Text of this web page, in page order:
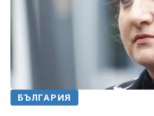
БЪЛГАРИЯ